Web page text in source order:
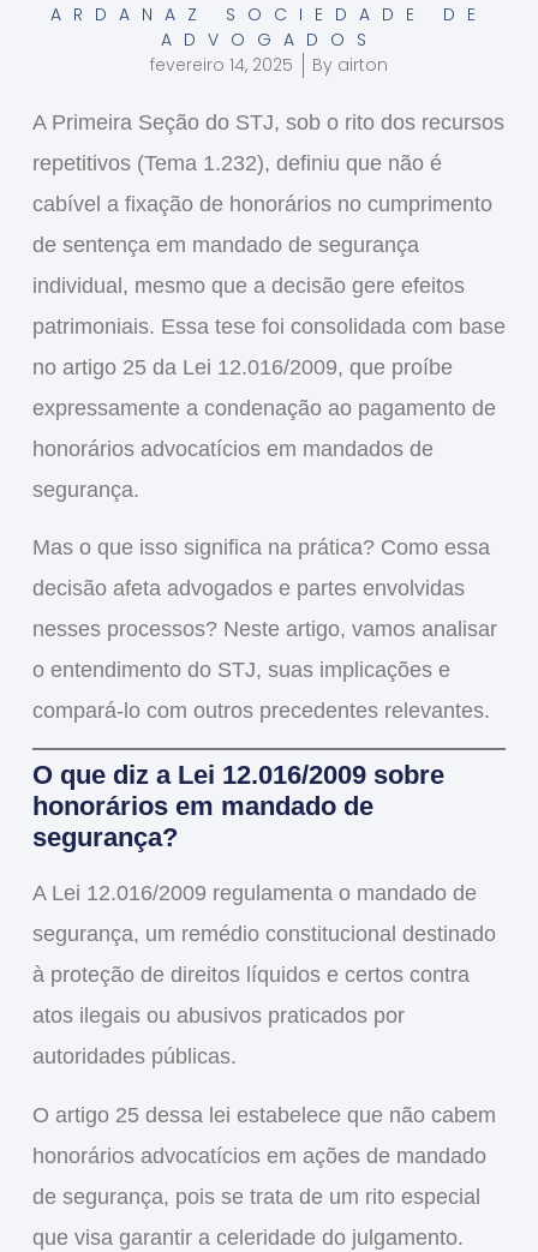
ARDANAZ SOCIEDADE DE
ADVOGADOS
fevereiro 14, 2025
By airton
A Primeira Seção do STJ, sob o rito dos recursos
repetitivos (Tema 1.232), definiu que não é
cabível a fixação de honorários no cumprimento
de sentença em mandado de segurança
individual, mesmo que a decisão gere efeitos
patrimoniais. Essa tese foi consolidada com base
no artigo 25 da Lei 12.016/2009, que proíbe
expressamente a condenação ao pagamento de
honorários advocatícios em mandados de
segurança.
Mas o que isso significa na prática? Como essa
decisão afeta advogados e partes envolvidas
nesses processos? Neste artigo, vamos analisar
o entendimento do STJ, suas implicações e
compará-lo com outros precedentes relevantes.
O que diz a Lei 12.016/2009 sobre
honorários em mandado de
segurança?
A Lei 12.016/2009 regulamenta o mandado de
segurança, um remédio constitucional destinado
à proteção de direitos líquidos e certos contra
atos ilegais ou abusivos praticados por
autoridades públicas.
O artigo 25 dessa lei estabelece que não cabem
honorários advocatícios em ações de mandado
de segurança, pois se trata de um rito especial
que visa garantir a celeridade do julgamento.